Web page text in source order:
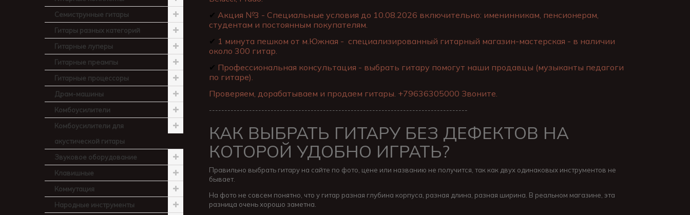
Семиструнные гитары
Гитары разных категорий
Гитарные луперы
Гитарные преампы
Гитарные процессоры
Драм-машины
Комбоусилители
Комбоусилители для
акустической гитары
Звуковое оборудование
Клавишные
Коммутация
Народные инструменты
✔ Акция №3 - Специальные условия до 10.08.2026 включительно: именинникам, пенсионерам,
студентам и постоянным покупателям.
✔ 1 минута пешком от м.Южная - специализированный гитарный магазин-мастерская - в наличии
около 300 гитар.
✔ Профессиональная консультация - выбрать гитару помогут наши продавцы (музыканты педагоги
по гитаре).
Проверяем, дорабатываем и продаем гитары. +79636305000 Звоните.
------------------------------------------------------------------------------------
КАК ВЫБРАТЬ ГИТАРУ БЕЗ ДЕФЕКТОВ НА
КОТОРОЙ УДОБНО ИГРАТЬ?
Правильно выбрать гитару на сайте по фото, цене или названию не получится, так как двух одинаковых инструментов не
бывает.
На фото не совсем понятно, что у гитар разная глубина корпуса, разная длина, разная ширина. В реальном магазине, эта
разница очень хорошо заметна.